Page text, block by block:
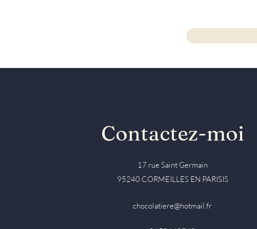
Contactez-moi
17 rue Saint Germain
95240 CORMEILLES EN PARISIS
chocolatiere@hotmail.fr